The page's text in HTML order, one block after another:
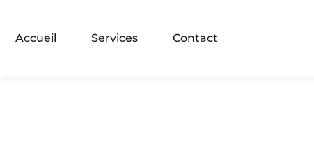
Accueil Services Contact